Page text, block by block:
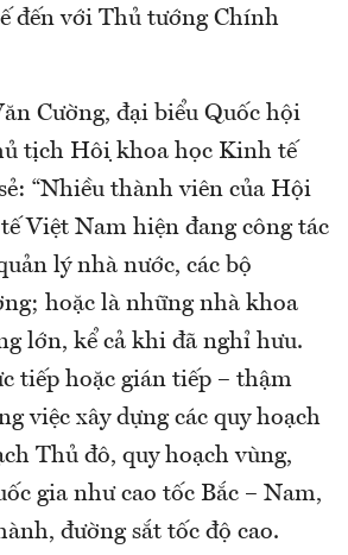
đến với Thủ tướng Chính
Cường, đại biểu Quốc hội
tịch Hội khoa học Kinh tế
“Nhiều thành viên của Hội
Việt Nam hiện đang công tác
lý nhà nước, các bộ
hoặc là những nhà khoa
lớn, kể cả khi đã nghỉ hưu.
tiếp hoặc gián tiếp – thậm
việc xây dựng các quy hoạch
Thủ đô, quy hoạch vùng,
gia như cao tốc Bắc – Nam,
đường sắt tốc độ cao.